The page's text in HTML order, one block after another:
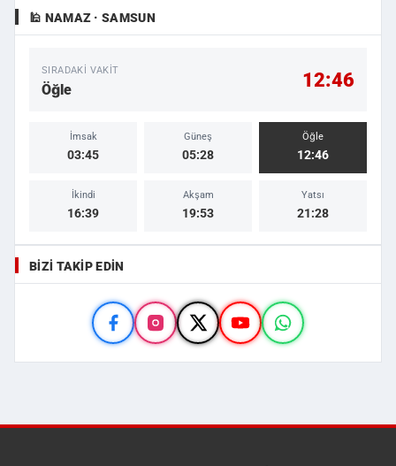
🕌 NAMAZ · SAMSUN
SIRADAKI VAKIT
Öğle 12:46
İmsak
03:45
Güneş
05:28
Öğle
12:46
İkindi
16:39
Akşam
19:53
Yatsı
21:28
BIZI TAKIP EDIN